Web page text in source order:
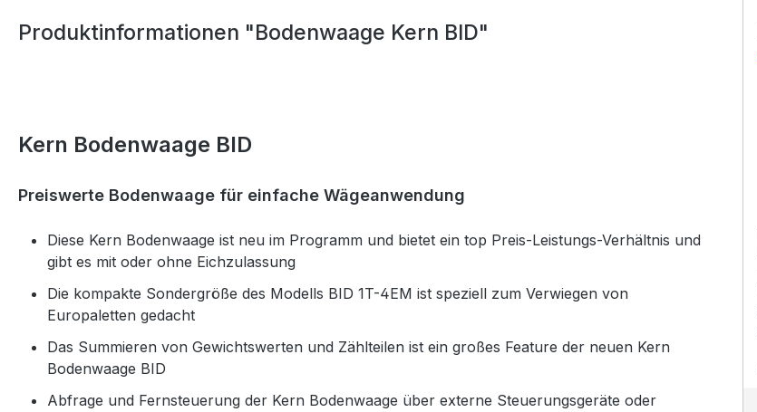
Produktinformationen "Bodenwaage Kern BID"
Kern Bodenwaage BID
Preiswerte Bodenwaage für einfache Wägeanwendung
Diese Kern Bodenwaage ist neu im Programm und bietet ein top Preis-Leistungs-Verhältnis und
gibt es mit oder ohne Eichzulassung
Die kompakte Sondergröße des Modells BID 1T-4EM ist speziell zum Verwiegen von
Europaletten gedacht
Das Summieren von Gewichtswerten und Zählteilen ist ein großes Feature der neuen Kern
Bodenwaage BID
Abfrage und Fernsteuerung der Kern Bodenwaage über externe Steuerungsgeräte oder